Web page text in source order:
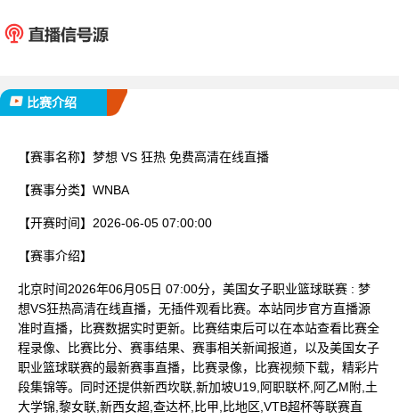
比赛介绍
【赛事名称】 梦想 VS 狂热 免费高清在线直播
【赛事分类】 WNBA
【开赛时间】 2026-06-05 07:00:00
【赛事介绍】
北京时间2026年06月05日 07:00分，美国女子职业篮球联赛 : 梦
想VS狂热高清在线直播，无插件观看比赛。本站同步官方直播源
准时直播，比赛数据实时更新。比赛结束后可以在本站查看比赛全
程录像、比赛比分、赛事结果、赛事相关新闻报道，以及美国女子
职业篮球联赛的最新赛事直播，比赛录像，比赛视频下载，精彩片
段集锦等。同时还提供新西坎联,新加坡U19,阿职联杯,阿乙M附,土
大学锦,黎女联,新西女超,查达杯,比甲,比地区,VTB超杯等联赛直